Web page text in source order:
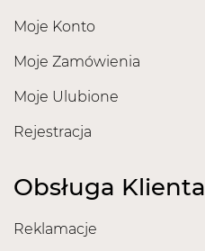
Moje Konto
Moje Zamówienia
Moje Ulubione
Rejestracja
Obsługa Klienta
Reklamacje